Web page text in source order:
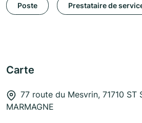
Poste Prestataire de
Carte
77 route du Mesvrin, 71710 ST
MARMAGNE